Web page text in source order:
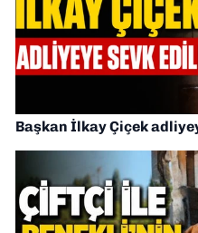
Başkan İlkay Çiçek